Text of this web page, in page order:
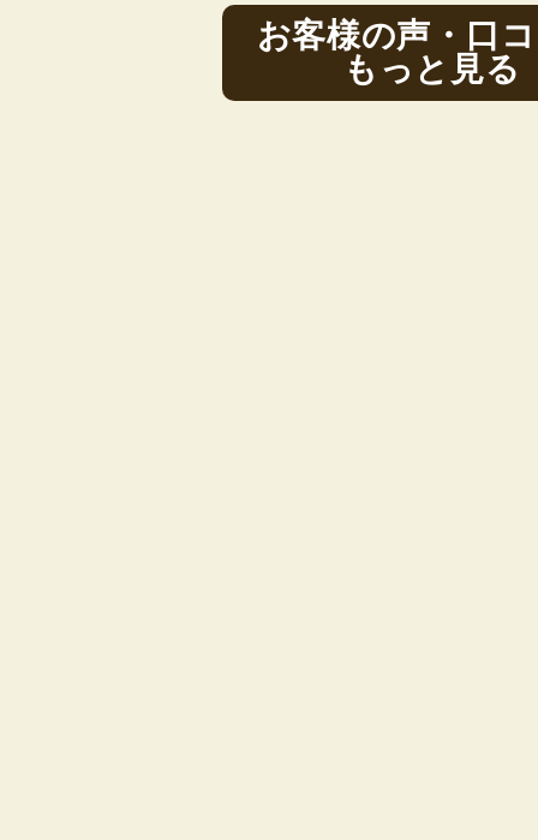
お客様の声・口
もっと見る